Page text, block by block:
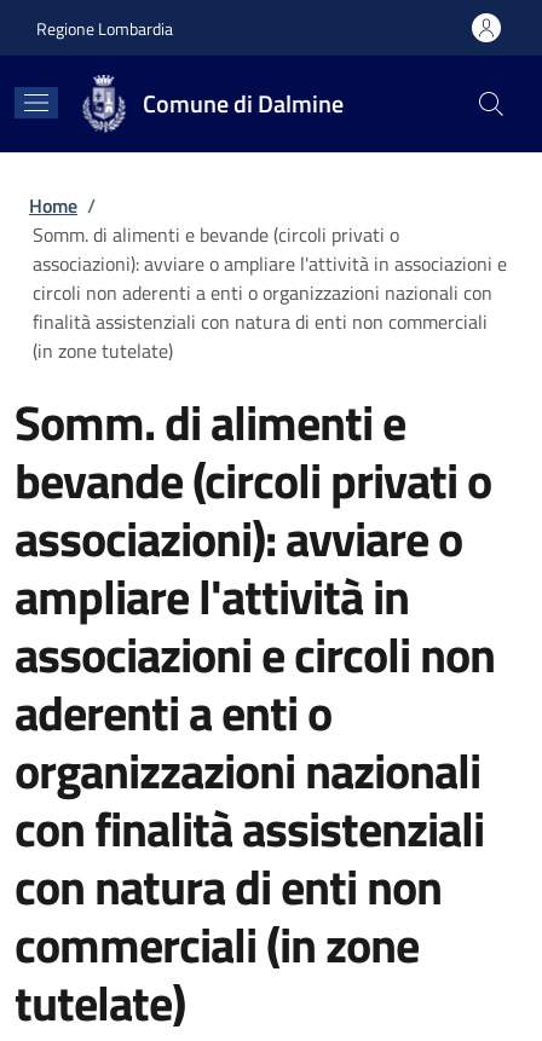
Regione Lombardia
Comune di Dalmine
Briciole di pane
Home /
Somm. di alimenti e bevande (circoli privati o
associazioni): avviare o ampliare l'attività in associazioni e
circoli non aderenti a enti o organizzazioni nazionali con
finalità assistenziali con natura di enti non commerciali
(in zone tutelate)
Somm. di alimenti e
bevande (circoli privati o
associazioni): avviare o
ampliare l'attività in
associazioni e circoli non
aderenti a enti o
organizzazioni nazionali
con finalità assistenziali
con natura di enti non
commerciali (in zone
tutelate)